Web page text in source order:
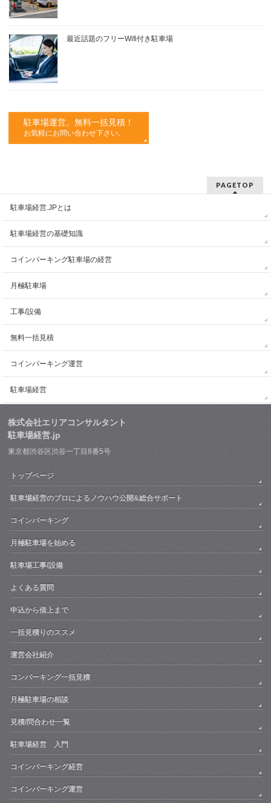
最近話題のフリーWifi付き駐車場
駐車場運営。無料一括見積！
お気軽にお問い合わせ下さい。
PAGETOP
駐車場経営.JPとは
駐車場経営の基礎知識
コインパーキング駐車場の経営
月極駐車場
工事/設備
無料一括見積
コインパーキング運営
駐車場経営
株式会社エリアコンサルタント
駐車場経営.jp
東京都渋谷区渋谷一丁目8番5号
トップページ
駐車場経営のプロによるノウハウ公開&総合サポート
コインパーキング
月極駐車場を始める
駐車場工事/設備
よくある質問
申込から借上まで
一括見積りのススメ
運営会社紹介
コンパーキング一括見積
月極駐車場の相談
見積/問合わせ一覧
駐車場経営 入門
コインパーキング経営
コインパーキング運営